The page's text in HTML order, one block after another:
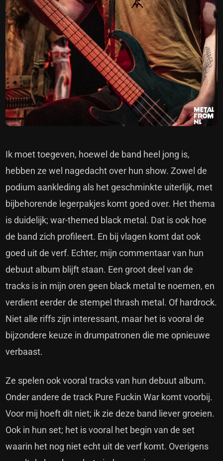
Ik moet toegeven, hoewel de band heel jong is,
hebben ze wel nagedacht over hun show. Zowel de
podium aankleding als het geschminkte uiterlijk, met
bijbehorende legerpakjes komt goed over. Het thema
is duidelijk; war-themed black metal. Dat is ook hoe
de band zich profileert. En bij vlagen komt dat ook
goed uit de verf. Echter, mijn commentaar van hun
debuut album blijft staan. Een groot deel van de
tracks is in mijn oren geen black metal te noemen, en
verdient eerder de stempel thrash metal. Of hardrock.
Niet alle riffs zijn interessant, maar het is vooral de
bijzondere keuze in drumpatronen die me opnieuwe
verbaast.
Ze spelen ook vooral tracks van hun debuut album.
Onder andere de track Pure Fuckin War komt voorbij.
Voor mij hoeft dit niet; ik zie deze band liever groeien.
Ook in hun set; het is vooral het begin van de set
waarin het nog niet echt uit de verf komt. Overigens